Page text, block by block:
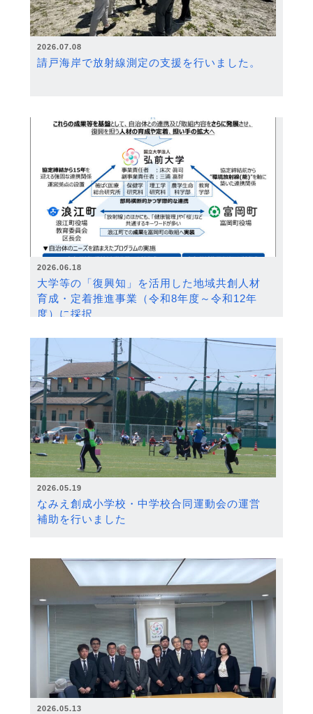
2026.07.08
請戸海岸で放射線測定の支援を行いました。
2026.06.18
大学等の「復興知」を活用した地域共創人材
育成・定着推進事業（令和8年度～令和12年
度）に採択
2026.05.19
なみえ創成小学校・中学校合同運動会の運営
補助を行いました
2026.05.13